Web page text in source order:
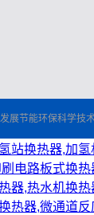
展节能环保科学技
站换热器,加
电路板式换
器,热水机换热
热器,微通道